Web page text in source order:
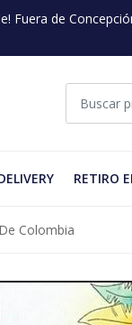
Fuera de
RETIRO
Colombia